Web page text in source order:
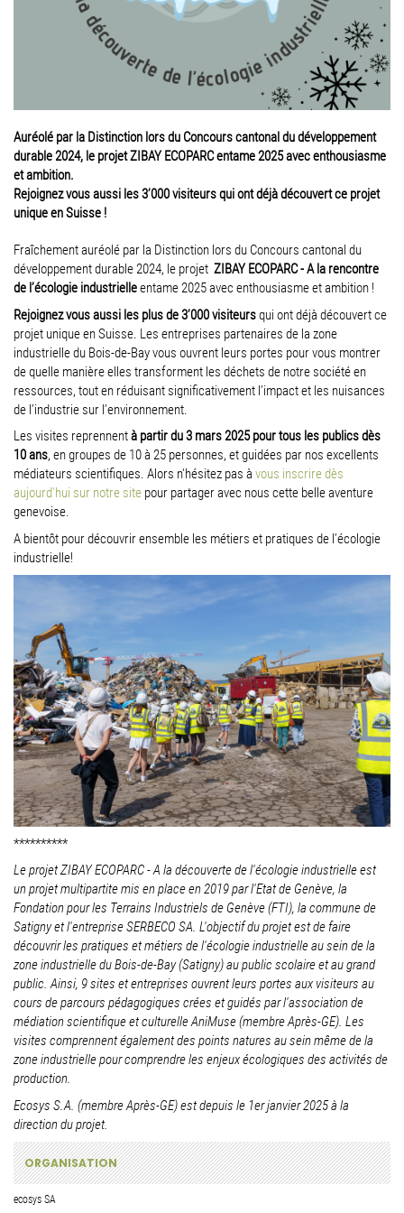
Auréolé par la Distinction lors du Concours cantonal du développement
durable 2024, le projet ZIBAY ECOPARC entame 2025 avec enthousiasme
et ambition.
Rejoignez vous aussi les 3’000 visiteurs qui ont déjà découvert ce projet
unique en Suisse !
Fraîchement auréolé par la Distinction lors du Concours cantonal du
développement durable 2024, le projet ZIBAY ECOPARC - A la rencontre
de l’écologie industrielleentame 2025 avec enthousiasme et ambition !
Rejoignez vous aussi les plus de 3’000 visiteursqui ont déjà découvert ce
projet unique en Suisse. Les entreprises partenaires de la zone
industrielle du Bois-de-Bay vous ouvrent leurs portes pour vous montrer
de quelle manière elles transforment les déchets de notre société en
ressources, tout en réduisant significativement l’impact et les nuisances
de l’industrie sur l’environnement.
Les visites reprennentà partir du 3 mars 2025 pour tous les publics dès
10 ans, en groupes de 10 à 25 personnes, et guidées par nos excellents
médiateurs scientifiques. Alors n'hésitez pas à vous inscrire dès
aujourd'hui sur notre site pour partager avec nous cette belle aventure
genevoise.
A bientôt pour découvrir ensemble les métiers et pratiques de l’écologie
industrielle!
**********
Le projet ZIBAY ECOPARC - A la découverte de l'écologie industrielle est
un projet multipartite mis en place en 2019 par l'Etat de Genève, la
Fondation pour les Terrains Industriels de Genève (FTI), la commune de
Satigny et l'entreprise SERBECO SA. L'objectif du projet est de faire
découvrir les pratiques et métiers de l'écologie industrielle au sein de la
zone industrielle du Bois-de-Bay (Satigny) au public scolaire et au grand
public. Ainsi, 9 sites et entreprises ouvrent leurs portes aux visiteurs au
cours de parcours pédagogiques crées et guidés par l'association de
médiation scientifique et culturelle AniMuse (membre Après-GE). Les
visites comprennent également des points natures au sein même de la
zone industrielle pour comprendre les enjeux écologiques des activités de
production.
Ecosys S.A. (membre Après-GE) est depuis le 1er janvier 2025 à la
direction du projet.
ORGANISATION
ecosys SA